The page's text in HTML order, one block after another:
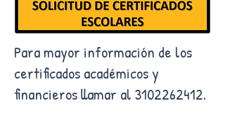
Para mayor información de los
certificados académicos y
financieros llamar al 3102262412.